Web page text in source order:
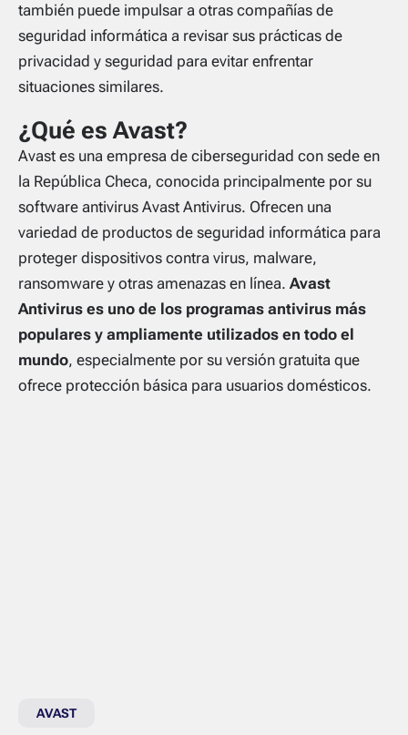
también puede impulsar a otras compañías de
seguridad informática a revisar sus prácticas de
privacidad y seguridad para evitar enfrentar
situaciones similares.
¿Qué es Avast?
Avast es una empresa de ciberseguridad con sede en
la República Checa, conocida principalmente por su
software antivirus Avast Antivirus. Ofrecen una
variedad de productos de seguridad informática para
proteger dispositivos contra virus, malware,
ransomware y otras amenazas en línea. Avast
Antivirus es uno de los programas antivirus más
populares y ampliamente utilizados en todo el
mundo, especialmente por su versión gratuita que
ofrece protección básica para usuarios domésticos.
AVAST